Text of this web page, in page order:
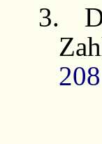
3.